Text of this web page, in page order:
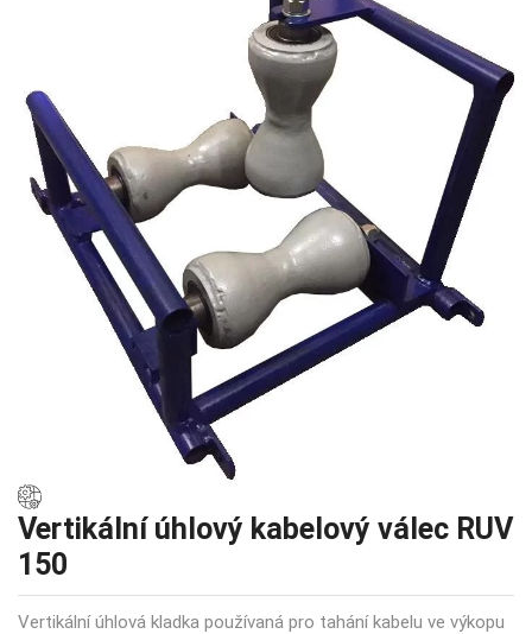
Vertikální úhlový kabelový válec RUV
150
Vertikální úhlová kladka používaná pro tahání kabelu ve výkopu